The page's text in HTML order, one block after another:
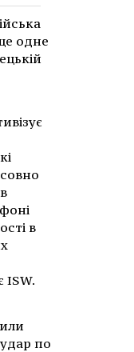
одне
в
ISW.
по